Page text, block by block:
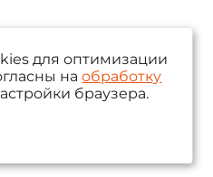
данных
для оптимизации
наобработку
браузера.